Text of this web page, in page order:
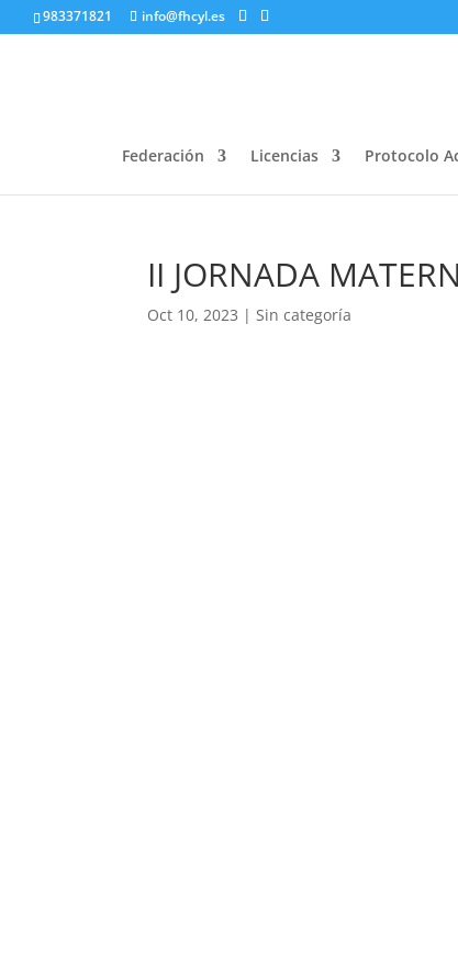
983371821 info@fhcyl.es
Federación Licencias Protocolo
II JORNADA
Oct 10, 2023 |Sin categoría